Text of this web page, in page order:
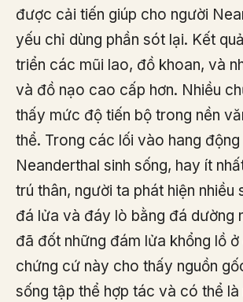
được cải tiến giúp cho người
yếu chỉ dùng phần sót lại. Kết
triển các mũi lao, đồ khoan, và
và đồ nạo cao cấp hơn. Nhiều
thấy mức độ tiến bộ trong nền
thể. Trong các lối vào hang động
Neanderthal sinh sống, hay ít
trú thân, người ta phát hiện nhiều
đá lửa và đáy lò bằng đá dường
đã đốt những đám lửa khổng lồ
chứng cứ này cho thấy nguồn
sống tập thể hợp tác và có thể là